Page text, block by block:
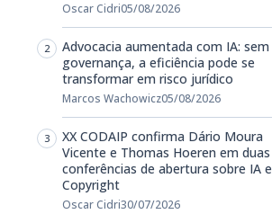
Oscar Cidri05/08/2026
Advocacia aumentada com IA: sem
governança, a eficiência pode se
transformar em risco jurídico
Marcos Wachowicz05/08/2026
XX CODAIP confirma Dário Moura
Vicente e Thomas Hoeren em duas
conferências de abertura sobre IA e
Copyright
Oscar Cidri30/07/2026